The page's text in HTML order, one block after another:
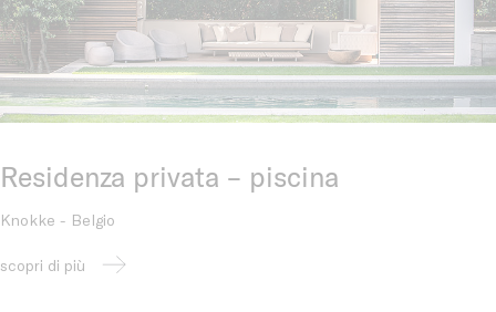
Residenza privata – piscina
Knokke - Belgio
scopri di più